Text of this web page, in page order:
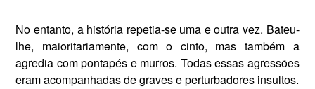
No entanto, a história repetia-se uma e outra vez. Bateu-
lhe, maiori­tariamente, com o cinto, mas tam­bém a
agredia com pontapés e mur­ros. Todas essas agressões
eram acompanhadas de graves e pertur­badores insultos.